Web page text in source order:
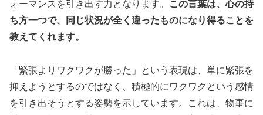
ォーマンスを引き出す力となります。
この言葉は、心の持
ち方一つで、同じ状況が全く違ったものになり得ることを
教えてくれます。
「緊張よりワクワクが勝った」という表現は、単に緊張を
抑えようとするのではなく、積極的にワクワクという感情
を引き出そうとする姿勢を示しています。これは、物事に